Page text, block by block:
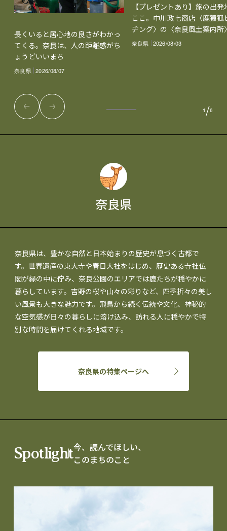
奈良県
奈良県は、豊かな自然と日本始まりの歴史が息づく古都で
す。世界遺産の東大寺や春日大社をはじめ、歴史ある寺社仏
閣が緑の中に佇み、奈良公園のエリアでは鹿たちが穏やかに
暮らしています。吉野の桜や山々の彩りなど、四季折々の美し
い風景も大きな魅力です。飛鳥から続く伝統や文化、神秘的
な空気感が日々の暮らしに溶け込み、訪れる人に穏やかで特
別な時間を届けてくれる地域です。
奈良県の特集ページへ
長くいると居心地の良さがわかっ
てくる。奈良は、人の距離感がち
ょうどいいまち
奈良県 2026/08/07
【プレゼントあり】旅の出発
ここ。中川政七商店〈鹿猿狐
ヂング〉の〈奈良風土案内所
奈良県 2026/08/03
1 /6
Spotlight今、読んでほしい、
このまちのこと